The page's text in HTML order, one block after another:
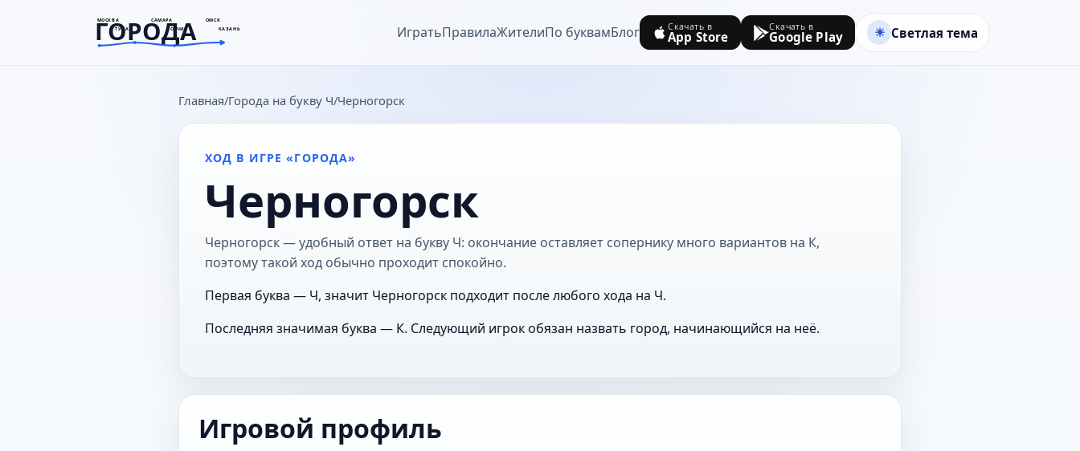
МОСКВА САМАРА ОМСК
ТУЛА СОЧИ КАЗАНЬ
ГОРОДА
goroda-na.ru ИгратьПравилаЖителиПо буквамБлог Скачать в
App Store
Скачать в
Google Play Светлая тема
Главная Города на букву Ч Черногорск
ХОД В ИГРЕ «ГОРОДА»
Черногорск
Черногорск — удобный ответ на букву Ч: окончание оставляет сопернику много вариантов на К,
поэтому такой ход обычно проходит спокойно.
Первая буква — Ч, значит Черногорск подходит после любого хода на Ч.
Последняя значимая буква — К. Следующий игрок обязан назвать город, начинающийся на неё.
Игровой профиль